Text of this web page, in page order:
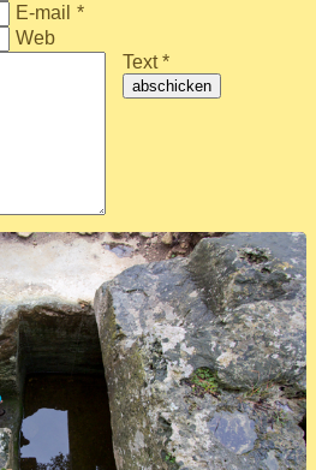
E-mail *
Web
Text *
abschicken